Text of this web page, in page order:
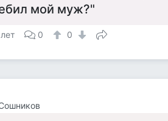
мой муж?"
0 0